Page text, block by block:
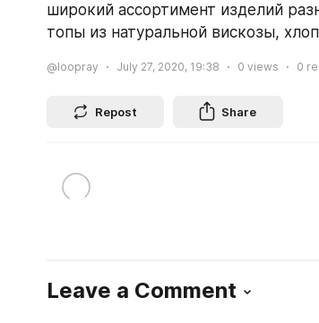
широкий ассортимент изделий
топы из натуральной вискозы,
@loopray July 27, 2020, 19:38 0 views 0
Repost Share
Leave a Comment